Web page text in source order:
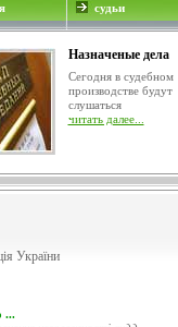
судьи
Назначеные дела
Сегодня в судебном
производстве будут
слушаться
читать далее...
України
...